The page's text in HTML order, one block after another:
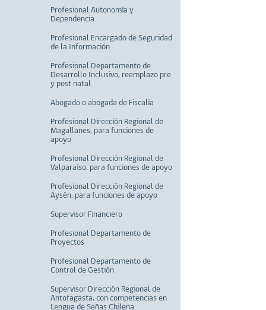
Profesional Autonomía y
Dependencia
Profesional Encargado de Seguridad
de la Información
Profesional Departamento de
Desarrollo Inclusivo, reemplazo pre
y post natal
Abogado o abogada de Fiscalía
Profesional Dirección Regional de
Magallanes, para funciones de
apoyo
Profesional Dirección Regional de
Valparaíso, para funciones de apoyo
Profesional Dirección Regional de
Aysén, para funciones de apoyo
Supervisor Financiero
Profesional Departamento de
Proyectos
Profesional Departamento de
Control de Gestión
Supervisor Dirección Regional de
Antofagasta, con competencias en
Lengua de Señas Chilena